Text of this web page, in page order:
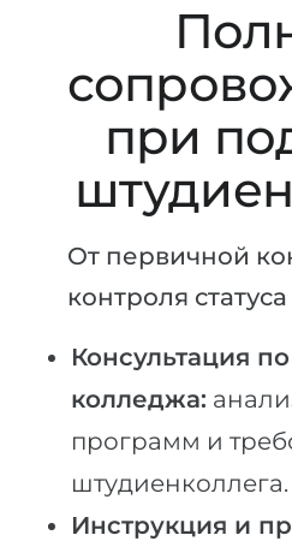
при
От первичной
контроля
Консультация
колледжа:
программ и
штудиенколлега.
Инструкция и